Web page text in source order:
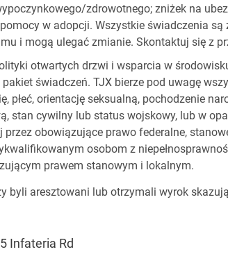
zdrowotnego; zniżek na
w adopcji. Wszystkie świadczenia
i mogą ulegać zmianie. Skontaktuj się z
otwartych drzwi i wsparcia w
świadczeń. TJX bierze pod uwagę
płeć, orientację seksualną, pochodzenie
stan cywilny lub status wojskowy, lub w
przez obowiązujące prawo federalne,
osobom z
prawem stanowym i lokalnym.
byli aresztowani lub otrzymali wyrok
Infateria Rd